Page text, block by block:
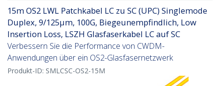
15m OS2 LWL Patchkabel LC zu SC (UPC) Singlemode
Duplex, 9/125µm, 100G, Biegeunempfindlich, Low
Insertion Loss, LSZH Glasfaserkabel LC auf SC
Verbessern Sie die Performance von CWDM-
Anwendungen über ein OS2-Glasfasernetzwerk
Produkt-ID: SMLCSC-OS2-15M